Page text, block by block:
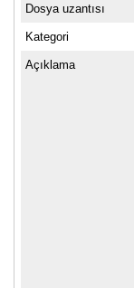
Dosya uzantısı
Kategori
Açıklama